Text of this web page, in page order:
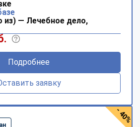
из) — Лечебное дело,
Подробнее
заявку
- 40%